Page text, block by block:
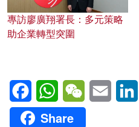
專訪廖廣翔署長：多元策略
助企業轉型突圍
FacebookWhatsAppWeChatEmail
Share